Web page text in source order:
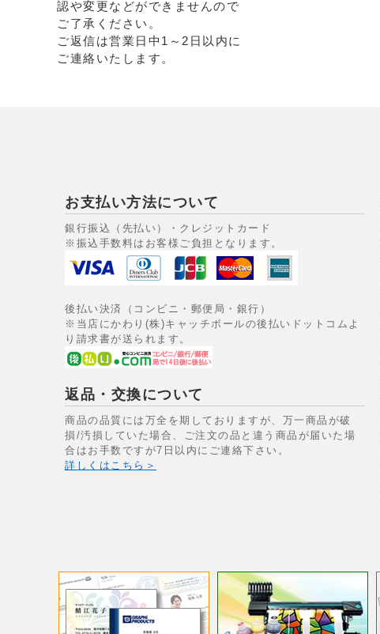
認や変更などができませんので
ご了承ください。
ご返信は営業日中1～2日以内に
ご連絡いたします。
お支払い方法について
銀行振込（先払い）・クレジットカード
※振込手数料はお客様ご負担となります。
後払い決済（コンビニ・郵便局・銀行）
※当店にかわり(株)キャッチボールの後払いドットコムよ
り請求書が送られます。
返品・交換について
商品の品質には万全を期しておりますが、万一商品が破
損/汚損していた場合、ご注文の品と違う商品が届いた場
合はお手数ですが7日以内にご連絡下さい。
詳しくはこちら＞